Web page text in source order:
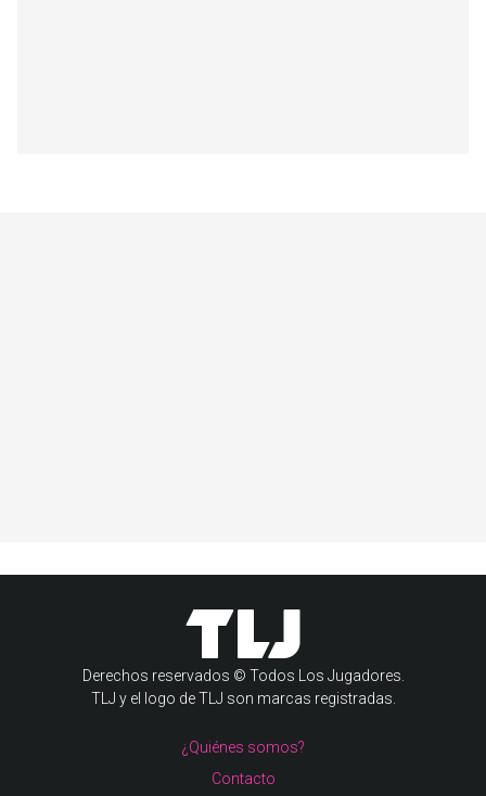
Derechos reservados © Todos Los Jugadores.
TLJ y el logo de TLJ son marcas registradas.
¿Quiénes somos?
Contacto